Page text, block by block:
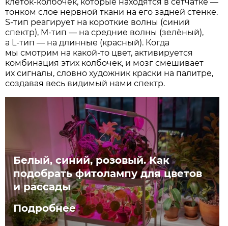
тонком слое нервной ткани на его задней стенке.
S-тип реагирует на короткие волны (синий
спектр), M-тип — на средние волны (зелёный),
а L-тип — на длинные (красный). Когда
мы смотрим на какой-то цвет, активируется
комбинация этих колбочек, и мозг смешивает
их сигналы, словно художник краски на палитре,
создавая весь видимый нами спектр.
Белый, синий, розовый. Как
подобрать фитолампу для цветов
и рассады
Подробнее